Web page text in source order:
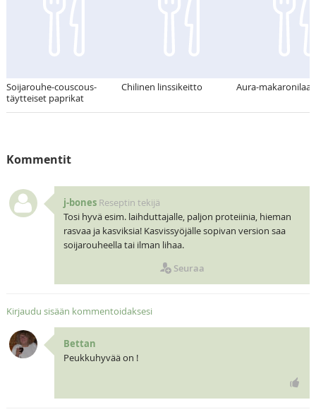
Soijarouhe-couscous-
täytteiset paprikat
Chilinen linssikeitto Aura-
Kommentit
j-bones Reseptin tekijä
Tosi hyvä esim. laihduttajalle, paljon proteiinia, hieman
rasvaa ja kasviksia! Kasvissyöjälle sopivan version saa
soijarouheella tai ilman lihaa.
Seuraa
Kirjaudu sisään kommentoidaksesi
Bettan
Peukkuhyvää on !